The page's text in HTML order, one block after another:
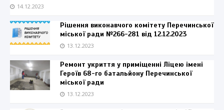
14.12.2023
Рішення виконавчого комітету Перечинської
міської ради №266-281 від 12.12.2023
13.12.2023
Ремонт укриття у приміщенні Ліцею імені
Героїв 68-го батальйону Перечинської
міської ради
13.12.2023